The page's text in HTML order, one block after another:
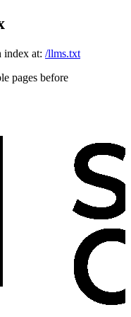
index at: /llms.txt
pages before